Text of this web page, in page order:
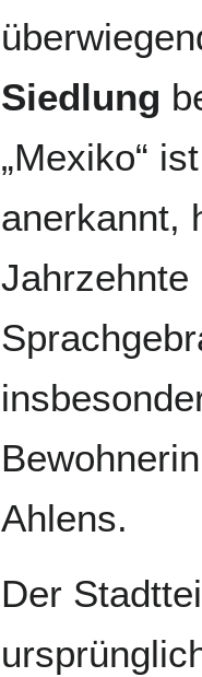
Siedlung
„Mexiko“
anerkannt,
Jahrzehnte
Ahlens.
Der